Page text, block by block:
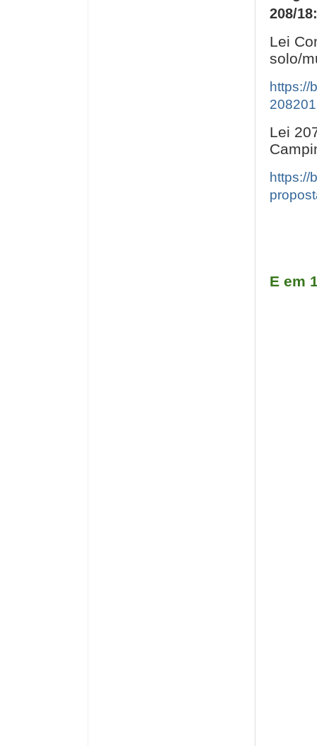
208/18:
Lei
solo/
https://
Lei
https://
E em